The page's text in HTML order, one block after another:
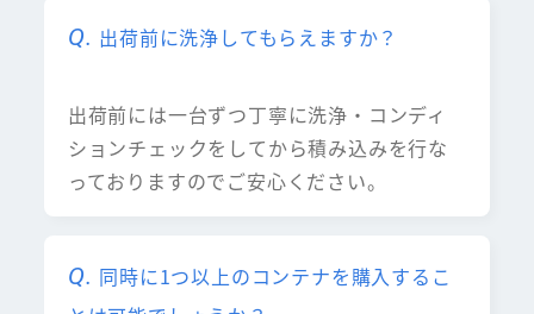
出荷前に洗浄してもらえますか？
出荷前には一台ずつ丁寧に洗浄・コンディ
ションチェックをしてから積み込みを行な
っておりますのでご安心ください。
同時に1つ以上のコンテナを購入するこ